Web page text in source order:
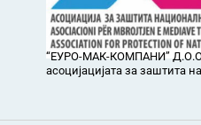
“ЕУРО-МАК-КОМПАНИ” Д.О.О
асоцијацијата за заштита